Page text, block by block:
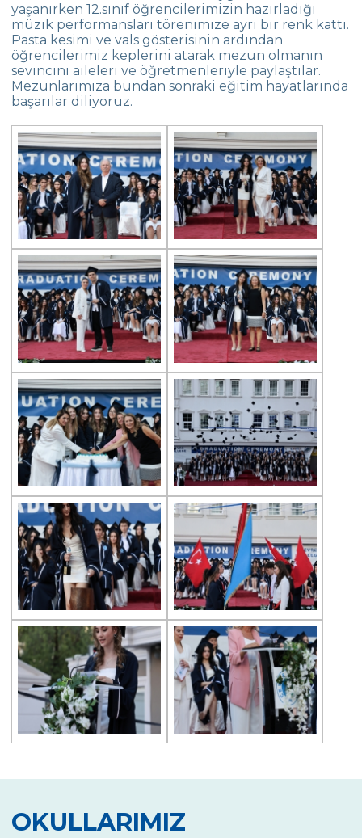
Kabataş Model Birleşmiş Milletler
Konferansından İki Ödül
Çevre Kolejinde 19 Mayıs Coşkusu
Yıldız Kız Takımımız Türkiye Şampiyonu
Heybeliada’da “Orienteering”!
Team Spirit Camp – Şile 2022
Çevre Lisesi “Aşiyan Müzesi”nde
Mezunlarla Kariyer Günleri
The Math League Başarısı
RYSMUN
Danimarka Okul Ortaklığı Projesi
Çevre Lisesi Matematik Yarışmasında
Balkan Gençler Yüzme Şampiyonası
Yıldız Kız Takımımız Grup 1.si
Çevre Lisesinden Kadıköy İlçe İkinciliği
Çevre Lisesinde Yüzme Başarısı
“Çevre”nin Sihirbazları
İstanbul Bilim Olimpiyatlarında Fizik
Kategorisinde Başarımız
Lise Kız Yüzme Takımımızdan Başarı
Toprak Günü Etkinlikleri
Geleneksel 11. Sınıflar İngilizce Münazara
Turnuvası
Çevre Talks-2021
Çevre Lisesinde Mangala Turnuvası
29 Ekim Cumhuriyet Bayramı Çelenk
yaşanırken 12.sınıf öğrencilerimizin hazırladığı
müzik performansları törenimize ayrı bir renk kattı.
Pasta kesimi ve vals gösterisinin ardından
öğrencilerimiz keplerini atarak mezun olmanın
sevincini aileleri ve öğretmenleriyle paylaştılar.
Mezunlarımıza bundan sonraki eğitim hayatlarında
başarılar diliyoruz.
OKULLARIMIZ